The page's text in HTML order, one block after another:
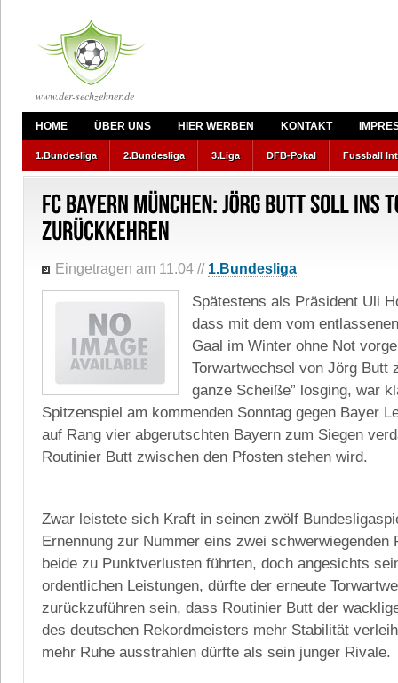
www.der-sechzehner.de
HOME ÜBER UNS HIER WERBEN KONTAKT
1.Bundesliga 2.Bundesliga 3.Liga DFB-Pokal Fussball
Eingetragen am 11.04 // 1.Bundesliga
Spätestens als Präsident Uli
dass mit dem vom
Gaal im Winter ohne Not
Torwartwechsel von Jörg Butt
ganze Scheiße” losging, war
Spitzenspiel am kommenden Sonntag gegen Bayer
auf Rang vier abgerutschten Bayern zum Siegen
Routinier Butt zwischen den Pfosten stehen wird.
Zwar leistete sich Kraft in seinen zwölf
Ernennung zur Nummer eins zwei schwerwiegenden
beide zu Punktverlusten führten, doch angesichts
ordentlichen Leistungen, dürfte der erneute
zurückzuführen sein, dass Routinier Butt der
des deutschen Rekordmeisters mehr Stabilität
mehr Ruhe ausstrahlen dürfte als sein junger Rivale.